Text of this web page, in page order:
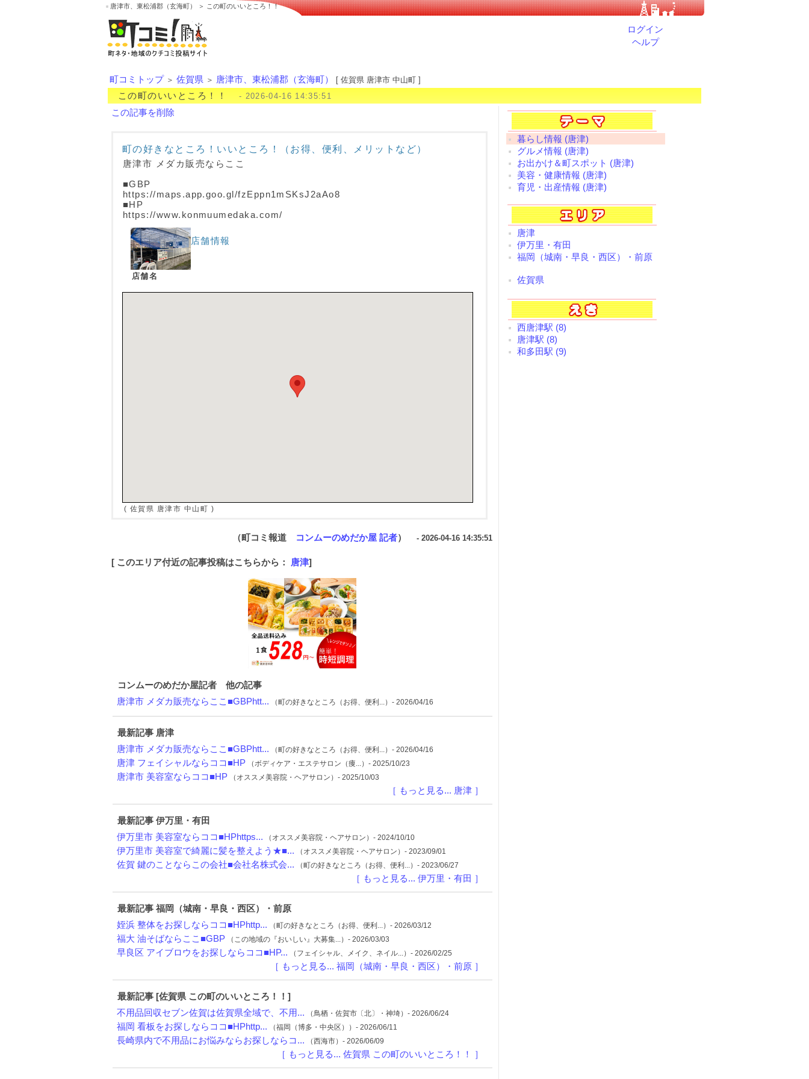
唐津市、東松浦郡（玄海町） ＞ この町のいいところ！！
ログイン
ヘルプ
町コミトップ ＞ 佐賀県 ＞ 唐津市、東松浦郡（玄海町） [ 佐賀県 唐津市 中山町 ]
この町のいいところ！！ - 2026-04-16 14:35:51
この記事を削除
町の好きなところ！いいところ！（お得、便利、メリットなど）
唐津市 メダカ販売ならここ
■GBP
https://maps.app.goo.gl/fzEppn1mSKsJ2aAo8
■HP
https://www.konmuumedaka.com/
店舗情報
店舗名
( 佐賀県 唐津市 中山町 )
（町コミ報道 コンムーのめだか屋 記者） - 2026-04-16 14:35:51
[ このエリア付近の記事投稿はこちらから： 唐津]
コンムーのめだか屋記者 他の記事
唐津市 メダカ販売ならここ■GBPhtt... （町の好きなところ（お得、便利...）- 2026/04/16
最新記事 唐津
唐津市 メダカ販売ならここ■GBPhtt... （町の好きなところ（お得、便利...）- 2026/04/16
唐津 フェイシャルならココ■HP （ボディケア・エステサロン（痩...）- 2025/10/23
唐津市 美容室ならココ■HP （オススメ美容院・ヘアサロン）- 2025/10/03
［ もっと見る... 唐津 ］
最新記事 伊万里・有田
伊万里市 美容室ならココ■HPhttps... （オススメ美容院・ヘアサロン）- 2024/10/10
伊万里市 美容室で綺麗に髪を整えよう★■... （オススメ美容院・ヘアサロン）- 2023/09/01
佐賀 鍵のことならこの会社■会社名株式会... （町の好きなところ（お得、便利...）- 2023/06/27
［ もっと見る... 伊万里・有田 ］
最新記事 福岡（城南・早良・西区）・前原
姪浜 整体をお探しならココ■HPhttp... （町の好きなところ（お得、便利...）- 2026/03/12
福大 油そばならここ■GBP （この地域の『おいしい』大募集...）- 2026/03/03
早良区 アイブロウをお探しならココ■HP... （フェイシャル、メイク、ネイル...）- 2026/02/25
［ もっと見る... 福岡（城南・早良・西区）・前原 ］
最新記事 [佐賀県 この町のいいところ！！]
不用品回収セブン佐賀は佐賀県全域で、不用... （鳥栖・佐賀市〔北〕・神埼）- 2026/06/24
福岡 看板をお探しならココ■HPhttp... （福岡（博多・中央区））- 2026/06/11
長崎県内で不用品にお悩みならお探しならコ... （西海市）- 2026/06/09
［ もっと見る... 佐賀県 この町のいいところ！！ ］
暮らし情報 (唐津)
グルメ情報 (唐津)
お出かけ＆町スポット (唐津)
美容・健康情報 (唐津)
育児・出産情報 (唐津)
唐津
伊万里・有田
福岡（城南・早良・西区）・前原
佐賀県
西唐津駅 (8)
唐津駅 (8)
和多田駅 (9)